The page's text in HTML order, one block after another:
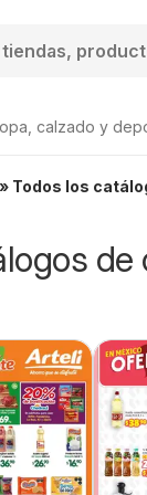
calzado y
Todos los